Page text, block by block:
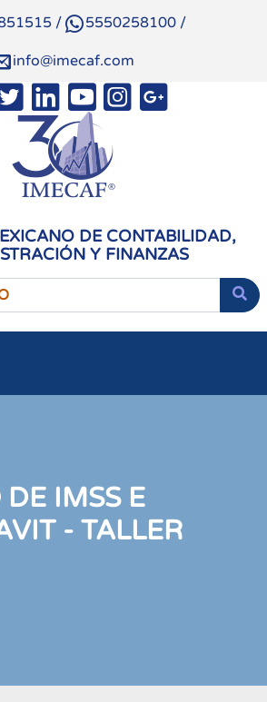
/ 5550258100 /
info@imecaf.com
DE CONTABILIDAD,
Y FINANZAS
DE IMSS E
- TALLER